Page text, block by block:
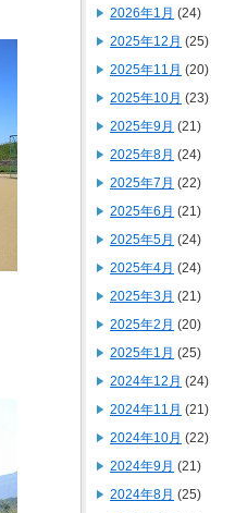
2026年1月 (24)
2025年12月 (25)
2025年11月 (20)
2025年10月 (23)
2025年9月 (21)
2025年8月 (24)
2025年7月 (22)
2025年6月 (21)
2025年5月 (24)
2025年4月 (24)
2025年3月 (21)
2025年2月 (20)
2025年1月 (25)
2024年12月 (24)
2024年11月 (21)
2024年10月 (22)
2024年9月 (21)
2024年8月 (25)